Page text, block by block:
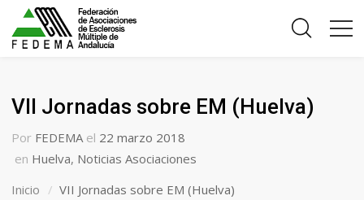
VII Jornadas sobre EM (Huelva)
Por FEDEMA el 22 marzo 2018
en Huelva, Noticias Asociaciones
Inicio
VII Jornadas sobre EM (Huelva)